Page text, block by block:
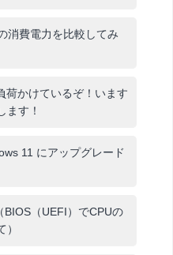
消費電力を比較してみ
荷かけているぞ！います
ます！
11 にアップグレード
BIOS（UEFI）でCPUの